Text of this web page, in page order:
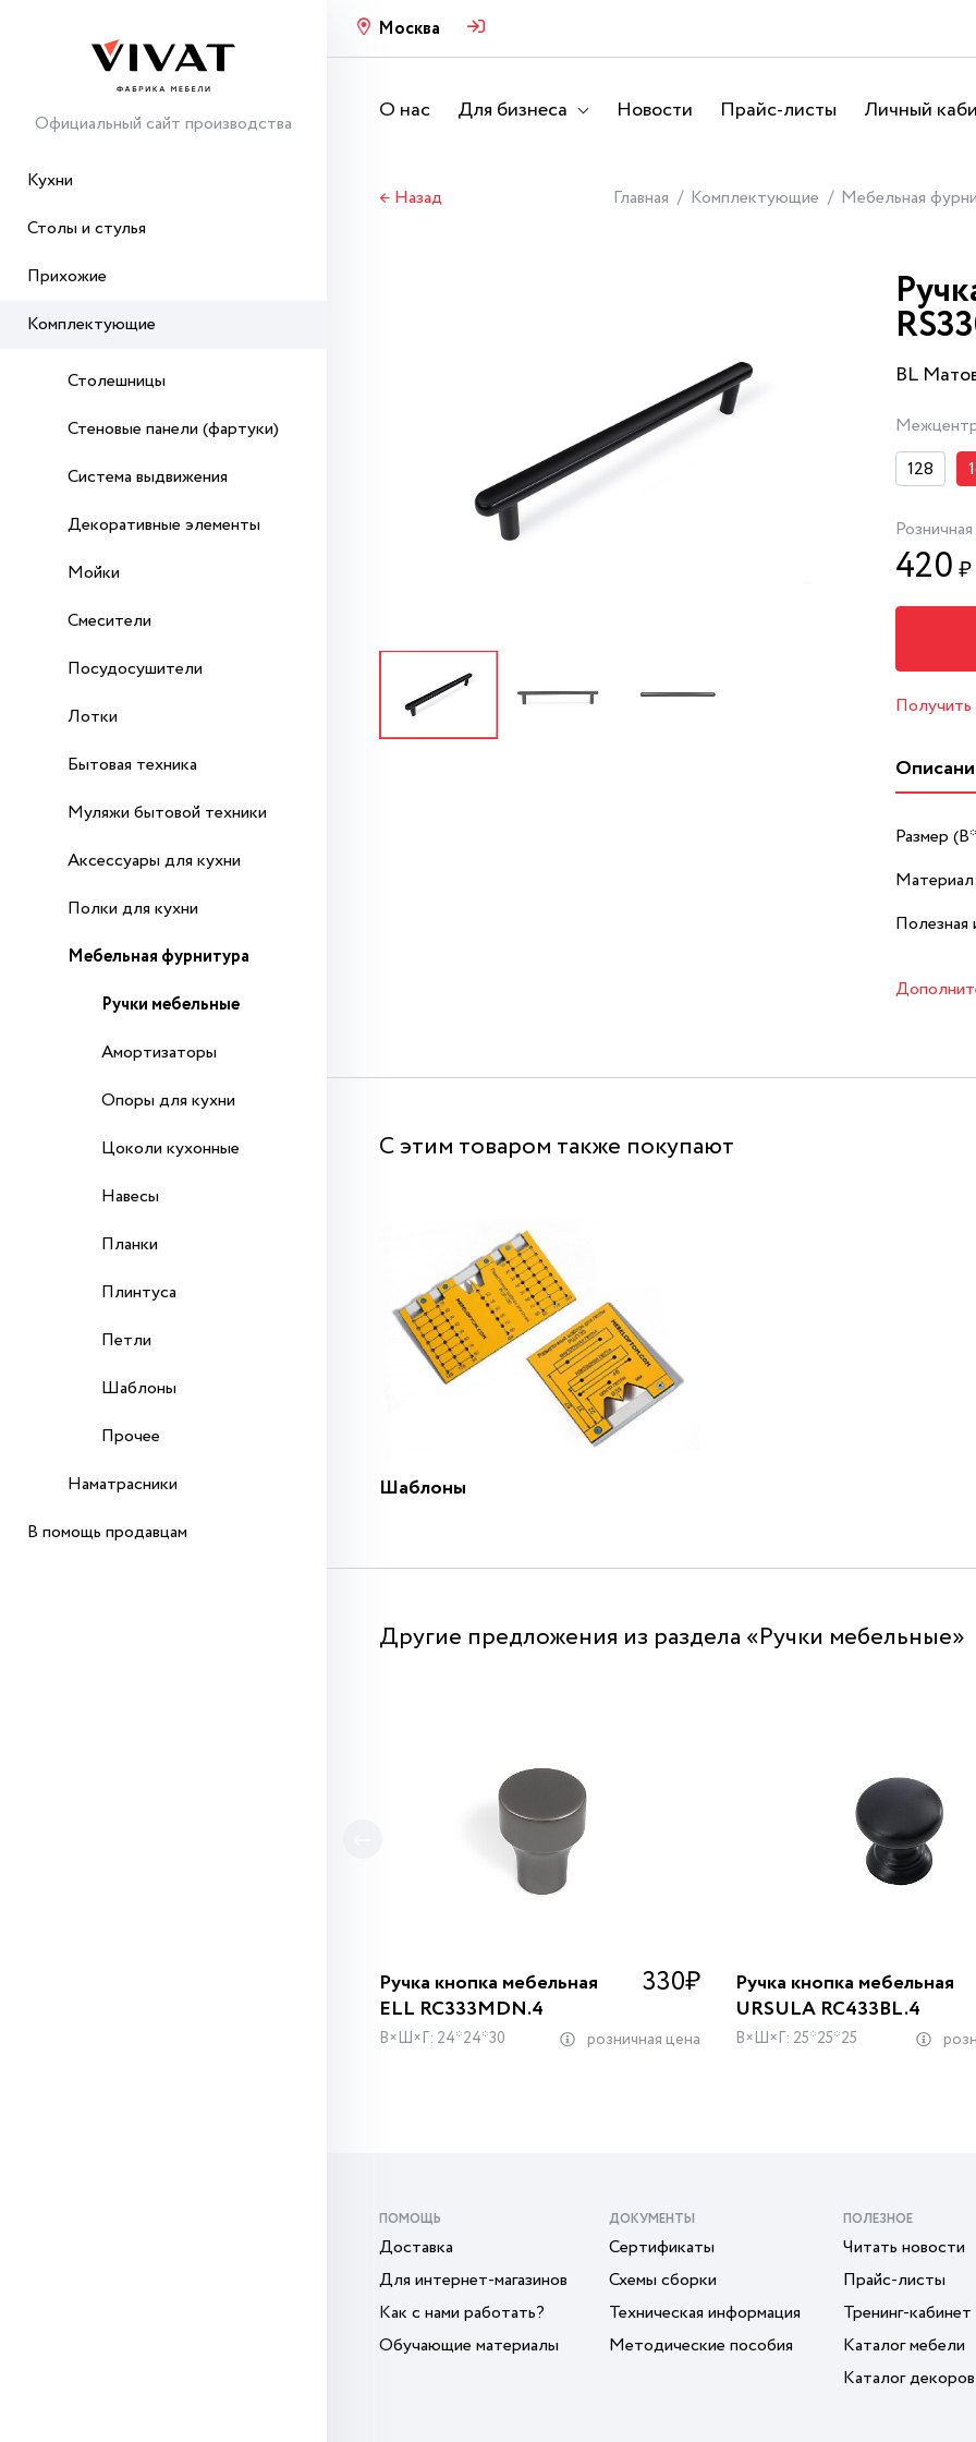
Официальный сайт производства
Кухни
Столы и стулья
Прихожие
Комплектующие
Столешницы
Стеновые панели (фартуки)
Система выдвижения
Декоративные элементы
Мойки
Смесители
Посудосушители
Лотки
Бытовая техника
Муляжи бытовой техники
Аксессуары для кухни
Полки для кухни
Мебельная фурнитура
Ручки мебельные
Амортизаторы
Опоры для кухни
Цоколи кухонные
Навесы
Планки
Плинтуса
Петли
Шаблоны
Прочее
Наматрасники
В помощь продавцам
Москва
О нас Для бизнеса Новости Прайс-листы Личный
← Назад Главная Комплектующие Мебельная
BL
128
420 ₽
Размер
Полезная
С этим товаром также покупают
Шаблоны
Другие предложения из раздела «Ручки мебельные»
Ручка кнопка мебельная
ELL RC333MDN.4
330₽
В×Ш×Г: 24*24*30 розничная цена
Ручка кнопка мебельная
URSULA RC433BL.4
В×Ш×Г: 25*25*25
ПОМОЩЬ
Доставка
Для интернет-магазинов
Как с нами работать?
Обучающие материалы
ДОКУМЕНТЫ
Сертификаты
Схемы сборки
Техническая информация
Методические пособия
ПОЛЕЗНОЕ
Читать новости
Прайс-листы
Тренинг-кабинет
Каталог мебели
Каталог декоров